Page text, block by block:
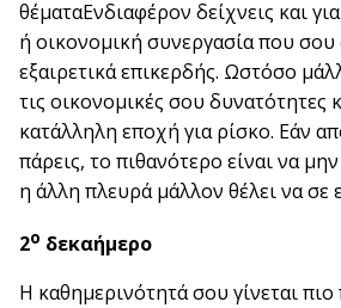
θέματαΕνδιαφέρον δείχνεις και
ή οικονομική συνεργασία που σου
εξαιρετικά επικερδής. Ωστόσο
τις οικονομικές σου δυνατότητες
κατάλληλη εποχή για ρίσκο. Εάν
πάρεις, το πιθανότερο είναι να
η άλλη πλευρά μάλλον θέλει να σε
2ο δεκαήμερο
Η καθημερινότητά σου γίνεται